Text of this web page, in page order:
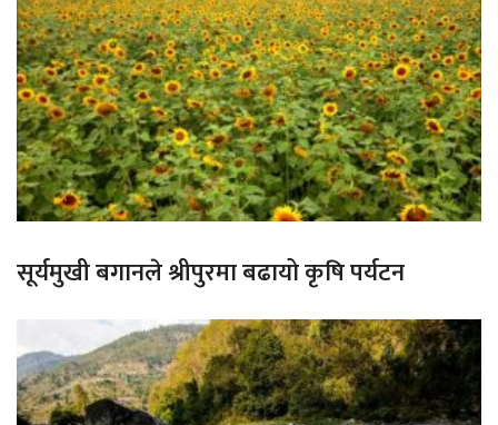
सूर्यमुखी बगानले श्रीपुरमा बढायो कृषि पर्यटन